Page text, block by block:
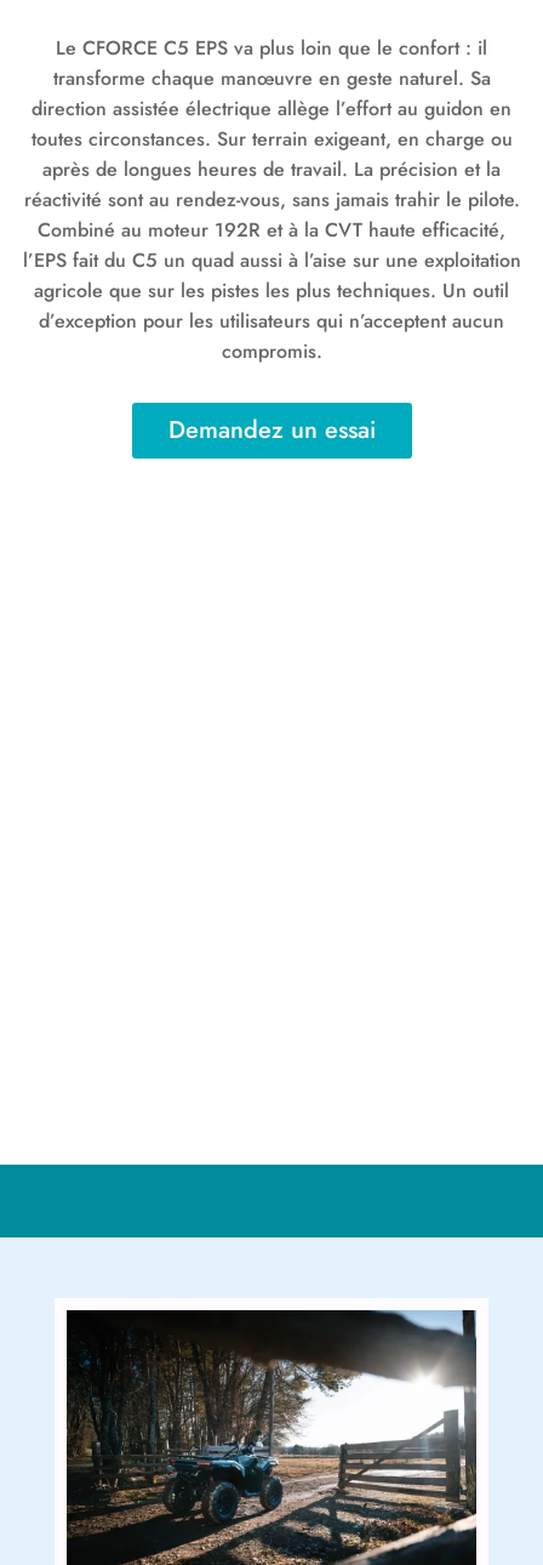
Le CFORCE C5 EPS va plus loin que le confort : il
transforme chaque manœuvre en geste naturel. Sa
direction assistée électrique allège l’effort au guidon en
toutes circonstances. Sur terrain exigeant, en charge ou
après de longues heures de travail. La précision et la
réactivité sont au rendez-vous, sans jamais trahir le pilote.
Combiné au moteur 192R et à la CVT haute efficacité,
l’EPS fait du C5 un quad aussi à l’aise sur une exploitation
agricole que sur les pistes les plus techniques. Un outil
d’exception pour les utilisateurs qui n’acceptent aucun
compromis.
Demandez un essai